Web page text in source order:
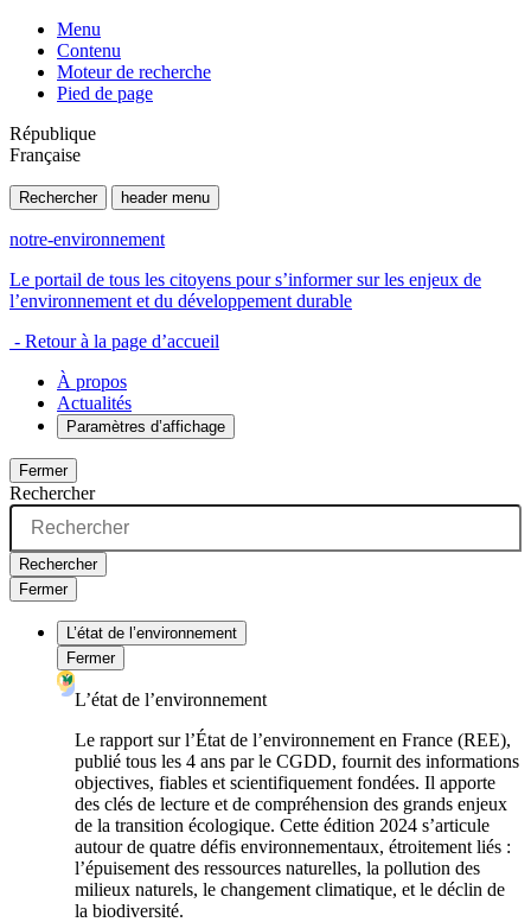
Menu
Contenu
Moteur de recherche
Pied de page
République
Française
Rechercher header menu
notre-environnement
Le portail de tous les citoyens pour s’informer sur les enjeux de
l’environnement et du développement durable
- Retour à la page d’accueil
À propos
Actualités
Paramètres d’affichage
Fermer
Rechercher
Rechercher
Fermer
L’état de l’environnement
Fermer
L’état de l’environnement
Le rapport sur l’État de l’environnement en France (REE),
publié tous les 4 ans par le CGDD, fournit des informations
objectives, fiables et scientifiquement fondées. Il apporte
des clés de lecture et de compréhension des grands enjeux
de la transition écologique. Cette édition 2024 s’articule
autour de quatre défis environnementaux, étroitement liés :
l’épuisement des ressources naturelles, la pollution des
milieux naturels, le changement climatique, et le déclin de
la biodiversité.